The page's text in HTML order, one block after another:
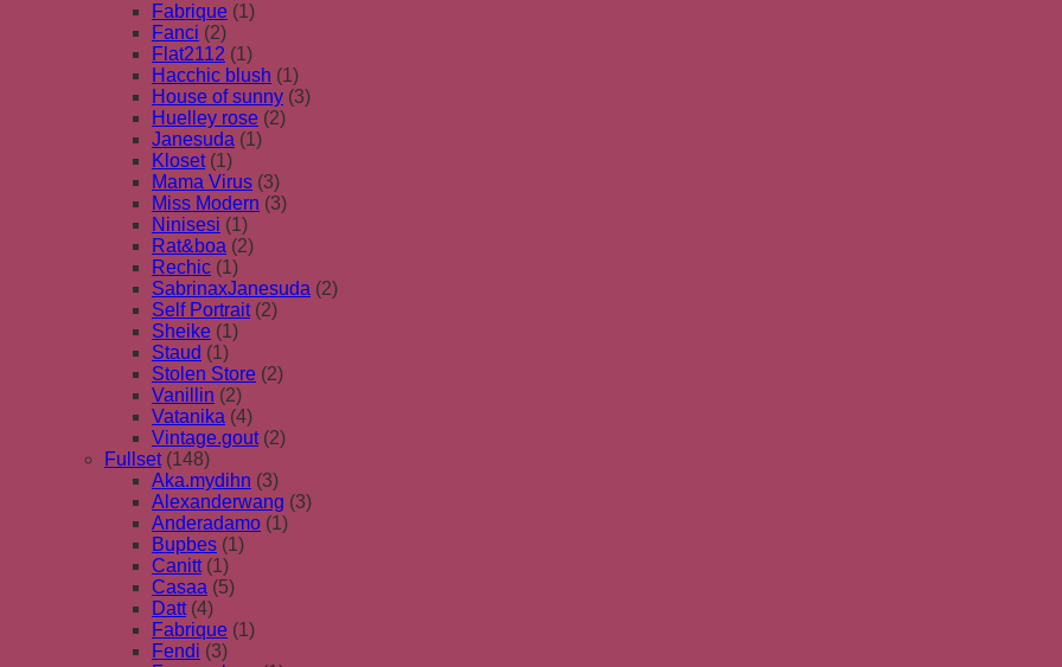
Fabrique (1)
Fanci (2)
Flat2112 (1)
Hacchic blush (1)
House of sunny (3)
Huelley rose (2)
Janesuda (1)
Kloset (1)
Mama Virus (3)
Miss Modern (3)
Ninisesi (1)
Rat&boa (2)
Rechic (1)
SabrinaxJanesuda (2)
Self Portrait (2)
Sheike (1)
Staud (1)
Stolen Store (2)
Vanillin (2)
Vatanika (4)
Vintage.gout (2)
Fullset (148)
Aka.mydihn (3)
Alexanderwang (3)
Anderadamo (1)
Bupbes (1)
Canitt (1)
Casaa (5)
Datt (4)
Fabrique (1)
Fendi (3)